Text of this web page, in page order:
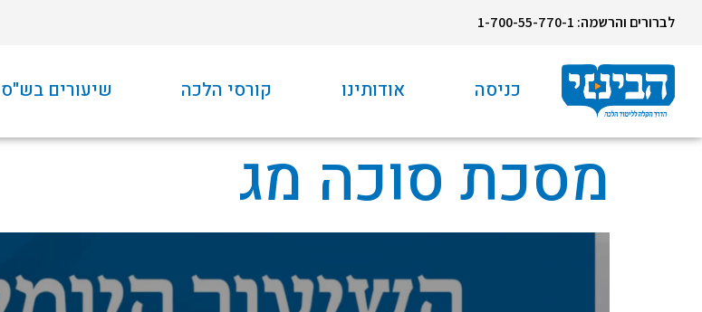
לברורים והרשמה: 1-700-55-770-1
כניסה אודותינו קורסי הלכה שיעורים בש"ס
מסכת סוכה מג